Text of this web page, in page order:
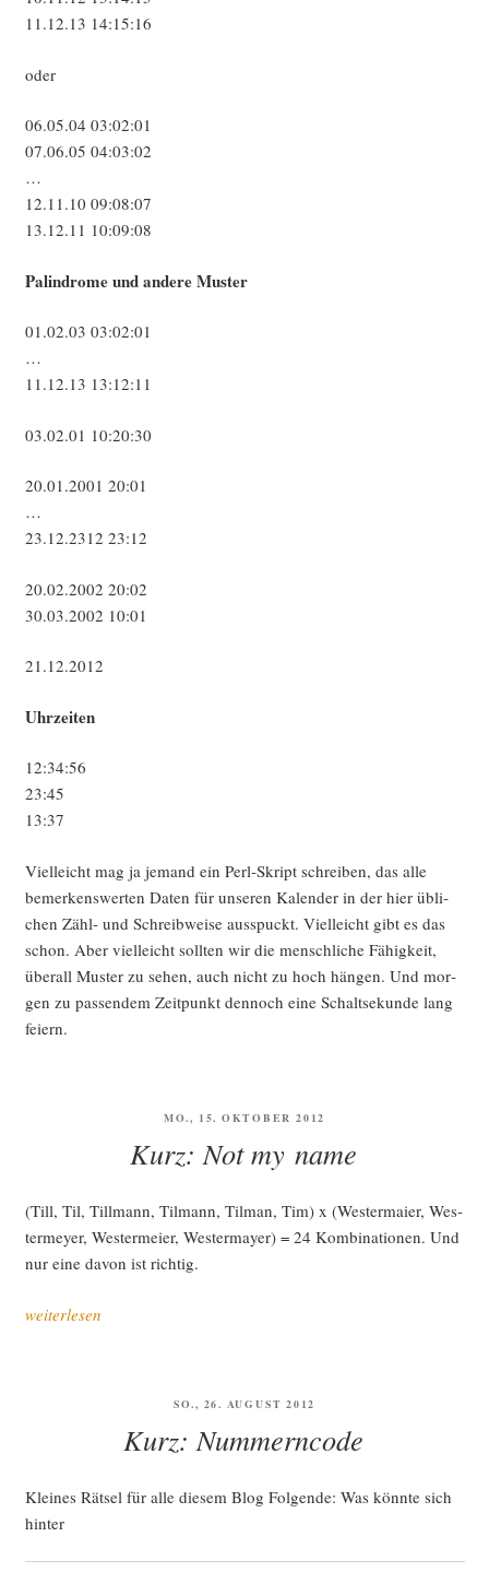
11.12.13 14:15:16
oder
06.05.04 03:02:01
07.06.05 04:03:02
…
12.11.10 09:08:07
13.12.11 10:09:08
Palin­dro­me und ande­re Muster
01.02.03 03:02:01
…
11.12.13 13:12:11
03.02.01 10:20:30
20.01.2001 20:01
…
23.12.2312 23:12
20.02.2002 20:02
30.03.2002 10:01
21.12.2012
Uhr­zei­ten
12:34:56
23:45
13:37
Viel­leicht mag ja jemand ein Perl-Skript schrei­ben, das alle
bemer­kens­wer­ten Daten für unse­ren Kalen­der in der hier übli­
chen Zähl- und Schreib­wei­se aus­spuckt. Viel­leicht gibt es das
schon. Aber viel­leicht soll­ten wir die mensch­li­che Fähig­keit,
über­all Mus­ter zu sehen, auch nicht zu hoch hän­gen. Und mor­
gen zu pas­sen­dem Zeit­punkt den­noch eine Schalt­se­kun­de lang
feiern.
VERÖFFENTLICHT
MO., 15. OKTOBER 2012
Kurz: Not my name
(Till, Til, Till­mann, Til­mann, Til­man, Tim) x (Wes­ter­mai­er, Wes­
ter­mey­er, Wes­ter­mei­er, Wes­ter­may­er) = 24 Kom­bi­na­tio­nen. Und
nur eine davon ist richtig.
„Kurz:
weiterlesen
VERÖFFENTLICHT
SO., 26. AUGUST 2012
Kurz: Nummerncode
Klei­nes Rät­sel für alle die­sem Blog Fol­gen­de: Was könn­te sich
hinter